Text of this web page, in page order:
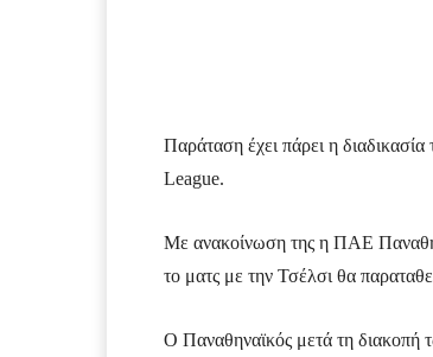
Παράταση έχει πάρει η διαδικασία
League.
Με ανακοίνωση της η ΠΑΕ
το ματς με την Τσέλσι θα
Ο Παναθηναϊκός μετά τη διακοπή